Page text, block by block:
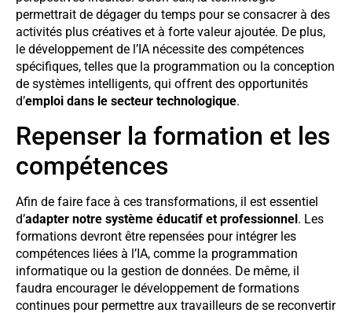
permettrait de dégager du temps pour se consacrer à des
activités plus créatives et à forte valeur ajoutée. De plus,
le développement de l’IA nécessite des compétences
spécifiques, telles que la programmation ou la conception
de systèmes intelligents, qui offrent des opportunités
d’emploi dans le secteur technologique.
Repenser la formation et les
compétences
Afin de faire face à ces transformations, il est essentiel
d’adapter notre système éducatif et professionnel. Les
formations devront être repensées pour intégrer les
compétences liées à l’IA, comme la programmation
informatique ou la gestion de données. De même, il
faudra encourager le développement de formations
continues pour permettre aux travailleurs de se reconvertir